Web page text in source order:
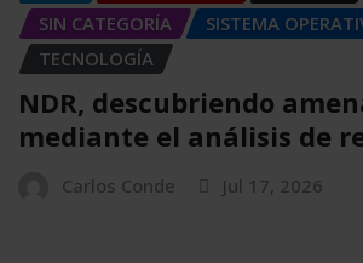
SIN CATEGORÍA
SISTEMA
TECNOLOGÍA
NDR, descubriendo
mediante el análisis de
Carlos Conde Jul 17, 2026